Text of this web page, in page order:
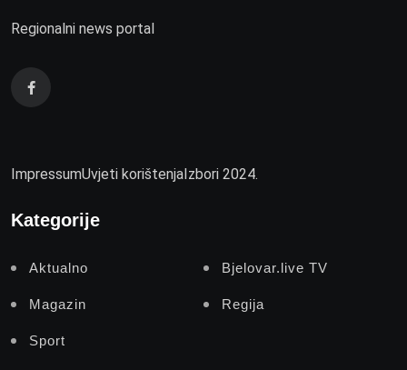
Regionalni news portal
ImpressumUvjeti korištenjaIzbori 2024.
Kategorije
Aktualno Bjelovar.live TV
Magazin Regija
Sport